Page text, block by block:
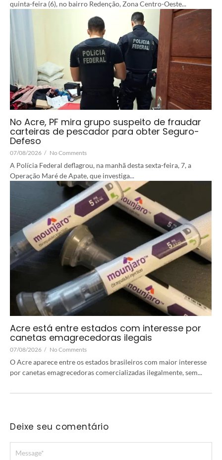
quinta-feira (6), no bairro Redenção, Zona Centro-Oeste...
No Acre, PF mira grupo suspeito de fraudar
carteiras de pescador para obter Seguro-
Defeso
07/08/2026 / No Comments
A Polícia Federal deflagrou, na manhã desta sexta-feira, 7, a
Operação Maré de Apate, que investiga...
Acre está entre estados com interesse por
canetas emagrecedoras ilegais
07/08/2026 / No Comments
O Acre aparece entre os estados brasileiros com maior interesse
por canetas emagrecedoras comercializadas ilegalmente, sem...
Deixe seu comentário